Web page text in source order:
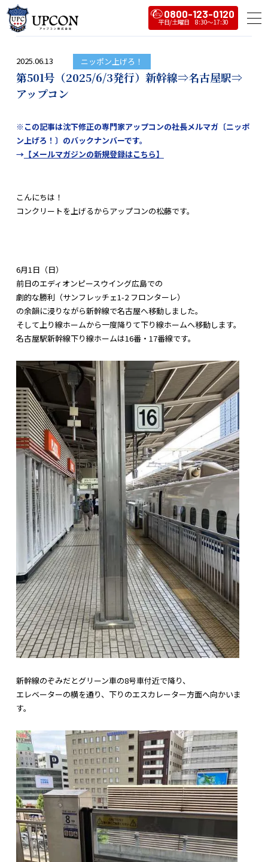
0800-123-0120
2025.06.13 ニッポン上げろ！
第501号（2025/6/3発行）新幹線⇒名古屋駅⇒
アップコン
※この記事は沈下修正の専門家アップコンの社長メルマガ〔ニッポ
ン上げろ！〕のバックナンバーです。
→【メールマガジンの新規登録はこちら】
こんにちは！
コンクリートを上げるからアップコンの松藤です。
6月1日（日）
前日のエディオンピースウイング広島での
劇的な勝利（サンフレッチェ1-2 フロンターレ）
の余韻に浸りながら新幹線で名古屋へ移動しました。
そして上り線ホームから一度降りて下り線ホームへ移動します。
名古屋駅新幹線下り線ホームは16番・17番線です。
新幹線のぞみだとグリーン車の8号車付近で降り、
エレベーターの横を通り、 下りのエスカレーター方面へ向かいま
す。